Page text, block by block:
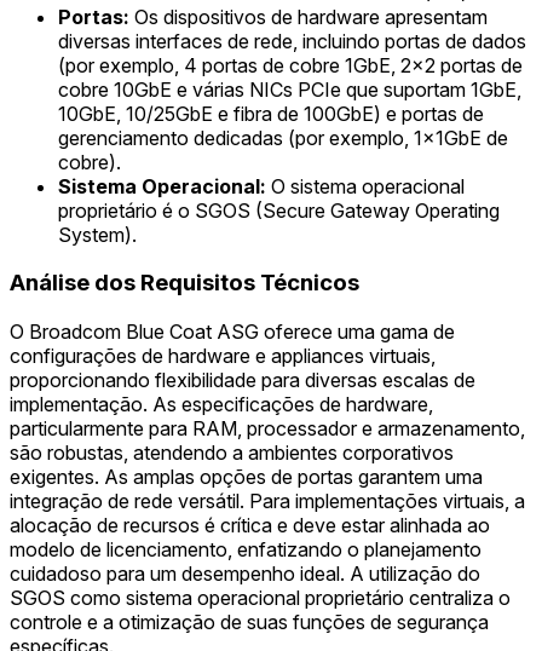
Portas: Os dispositivos de hardware apresentam
diversas interfaces de rede, incluindo portas de dados
(por exemplo, 4 portas de cobre 1GbE, 2x2 portas de
cobre 10GbE e várias NICs PCIe que suportam 1GbE,
10GbE, 10/25GbE e fibra de 100GbE) e portas de
gerenciamento dedicadas (por exemplo, 1x1GbE de
cobre).
Sistema Operacional: O sistema operacional
proprietário é o SGOS (Secure Gateway Operating
System).
Análise dos Requisitos Técnicos
O Broadcom Blue Coat ASG oferece uma gama de
configurações de hardware e appliances virtuais,
proporcionando flexibilidade para diversas escalas de
implementação. As especificações de hardware,
particularmente para RAM, processador e armazenamento,
são robustas, atendendo a ambientes corporativos
exigentes. As amplas opções de portas garantem uma
integração de rede versátil. Para implementações virtuais, a
alocação de recursos é crítica e deve estar alinhada ao
modelo de licenciamento, enfatizando o planejamento
cuidadoso para um desempenho ideal. A utilização do
SGOS como sistema operacional proprietário centraliza o
controle e a otimização de suas funções de segurança